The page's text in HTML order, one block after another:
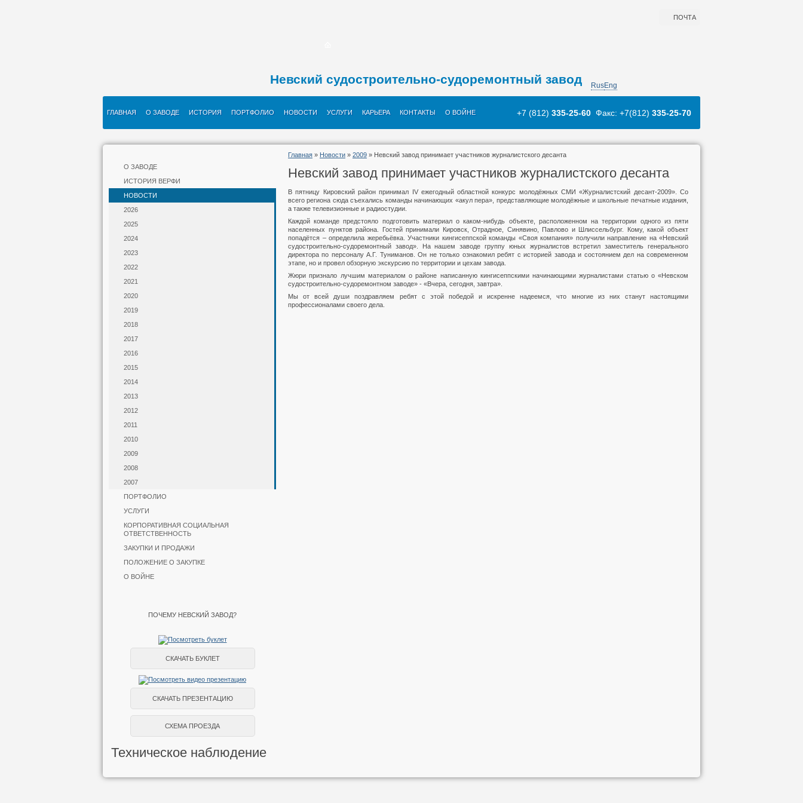
ПОЧТА
Невский судостроительно-судоремонтный завод RusEng
ГЛАВНАЯ О ЗАВОДЕ ИСТОРИЯ ПОРТФОЛИО НОВОСТИ УСЛУГИ КАРЬЕРА КОНТАКТЫ О ВОЙНЕ +7 (812) 335-25-60 Факс: +7(812) 335-25-70
О ЗАВОДЕ
ИСТОРИЯ ВЕРФИ
НОВОСТИ
2026
2025
2024
2023
2022
2021
2020
2019
2018
2017
2016
2015
2014
2013
2012
2011
2010
2009
2008
2007
ПОРТФОЛИО
УСЛУГИ
КОРПОРАТИВНАЯ СОЦИАЛЬНАЯ
ОТВЕТСТВЕННОСТЬ
ЗАКУПКИ И ПРОДАЖИ
ПОЛОЖЕНИЕ О ЗАКУПКЕ
О ВОЙНЕ
ПОЧЕМУ НЕВСКИЙ ЗАВОД?
СКАЧАТЬ БУКЛЕТ
СКАЧАТЬ ПРЕЗЕНТАЦИЮ
СХЕМА ПРОЕЗДА
Техническое наблюдение
Главная » Новости » 2009 » Невский завод принимает участников журналистского десанта
Невский завод принимает участников журналистского десанта
В пятницу Кировский район принимал IV ежегодный областной конкурс молодёжных СМИ «Журналистский десант-2009». Со
всего региона сюда съехались команды начинающих «акул пера», представляющие молодёжные и школьные печатные издания,
а также телевизионные и радиостудии.
Каждой команде предстояло подготовить материал о каком-нибудь объекте, расположенном на территории одного из пяти
населенных пунктов района. Гостей принимали Кировск, Отрадное, Синявино, Павлово и Шлиссельбург. Кому, какой объект
попадётся – определила жеребьёвка. Участники кингисеппской команды «Своя компания» получили направление на «Невский
судостроительно-судоремонтный завод». На нашем заводе группу юных журналистов встретил заместитель генерального
директора по персоналу А.Г. Туниманов. Он не только ознакомил ребят с историей завода и состоянием дел на современном
этапе, но и провел обзорную экскурсию по территории и цехам завода.
Жюри признало лучшим материалом о районе написанную кингисеппскими начинающими журналистами статью о «Невском
судостроительно-судоремонтном заводе» - «Вчера, сегодня, завтра».
Мы от всей души поздравляем ребят с этой победой и искренне надеемся, что многие из них станут настоящими
профессионалами своего дела.